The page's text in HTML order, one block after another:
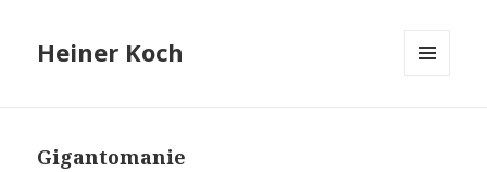
Heiner Koch
Gigantomanie